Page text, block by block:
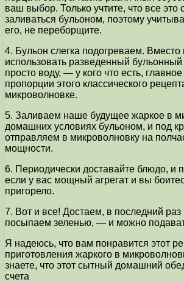
ваш выбор. Только учтите, что все это
заливаться бульоном, поэтому
его, не переборщите.
4. Бульон слегка подогреваем.
использовать разведенный
просто воду, — у кого что есть,
пропорции этого классического
микроволновке.
5. Заливаем наше будущее жаркое в
домашних условиях бульоном, и под
отправляем в микроволновку на
мощности.
6. Периодически доставайте блюдо, и
если у вас мощный агрегат и вы
пригорело.
7. Вот и все! Достаем, в последний
посыпаем зеленью, — и можно
Я надеюсь, что вам понравится этот
приготовления жаркого в
знаете, что этот сытный домашний
счета